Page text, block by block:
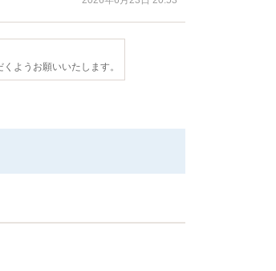
ようお願いいたします。